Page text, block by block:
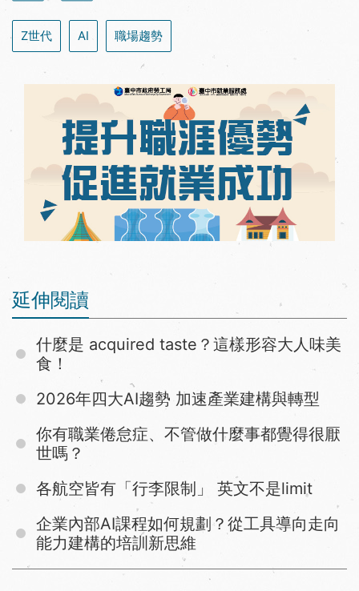
Z世代 AI 職場趨勢
延伸閱讀
什麼是 acquired taste？這樣形容大人味美
食！
2026年四大AI趨勢 加速產業建構與轉型
你有職業倦怠症、不管做什麼事都覺得很厭
世嗎？
各航空皆有「行李限制」 英文不是limit
企業內部AI課程如何規劃？從工具導向走向
能力建構的培訓新思維